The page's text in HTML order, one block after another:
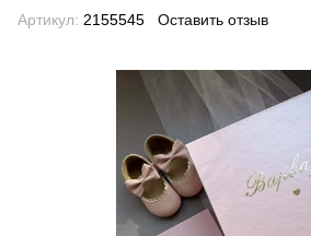
Артикул: 2155545 Оставить отзыв